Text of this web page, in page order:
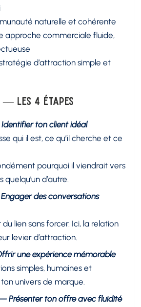
naturelle et cohérente
approche commerciale fluide,
d’attraction simple et
— les 4 étapes
Identifier ton client idéal
qui il est, ce qu’il cherche et ce
pourquoi il viendrait vers
d’autre.
des conversations
lien sans forcer. Ici, la relation
levier d’attraction.
une expérience mémorable
simples, humaines et
univers de marque.
— Présenter ton offre avec fluidité